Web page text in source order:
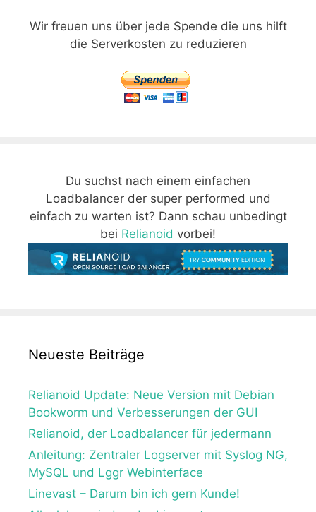
Wir freuen uns über jede Spende die uns hilft
die Serverkosten zu reduzieren
Du suchst nach einem einfachen
Loadbalancer der super performed und
einfach zu warten ist? Dann schau unbedingt
bei Relianoid vorbei!
Neueste Beiträge
Relianoid Update: Neue Version mit Debian
Bookworm und Verbesserungen der GUI
Relianoid, der Loadbalancer für jedermann
Anleitung: Zentraler Logserver mit Syslog NG,
MySQL und Lggr Webinterface
Linevast – Darum bin ich gern Kunde!